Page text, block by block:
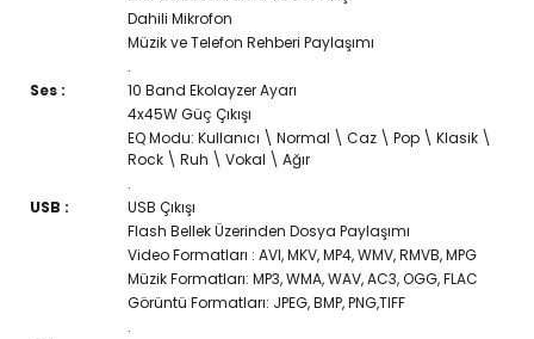
Dahili Mikrofon
Müzik ve Telefon Rehberi Paylaşımı
.
Ses :
10 Band Ekolayzer Ayarı
4x45W Güç Çıkışı
EQ Modu: Kullanıcı \ Normal \ Caz \ Pop \ Klasik \
Rock \ Ruh \ Vokal \ Ağır
.
USB :
USB Çıkışı
Flash Bellek Üzerinden Dosya Paylaşımı
Video Formatları : AVI, MKV, MP4, WMV, RMVB, MPG
Müzik Formatları: MP3, WMA, WAV, AC3, OGG, FLAC
Görüntü Formatları: JPEG, BMP, PNG,TIFF
.